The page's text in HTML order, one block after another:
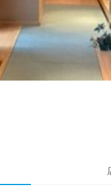
ートも有り(面接時、応相談